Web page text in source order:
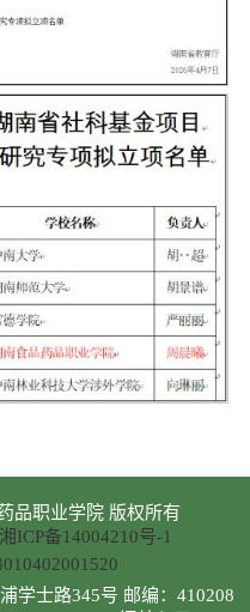
品职业学院 版权所有
湘ICP备14004210号-1
学士路345号 邮编：410208